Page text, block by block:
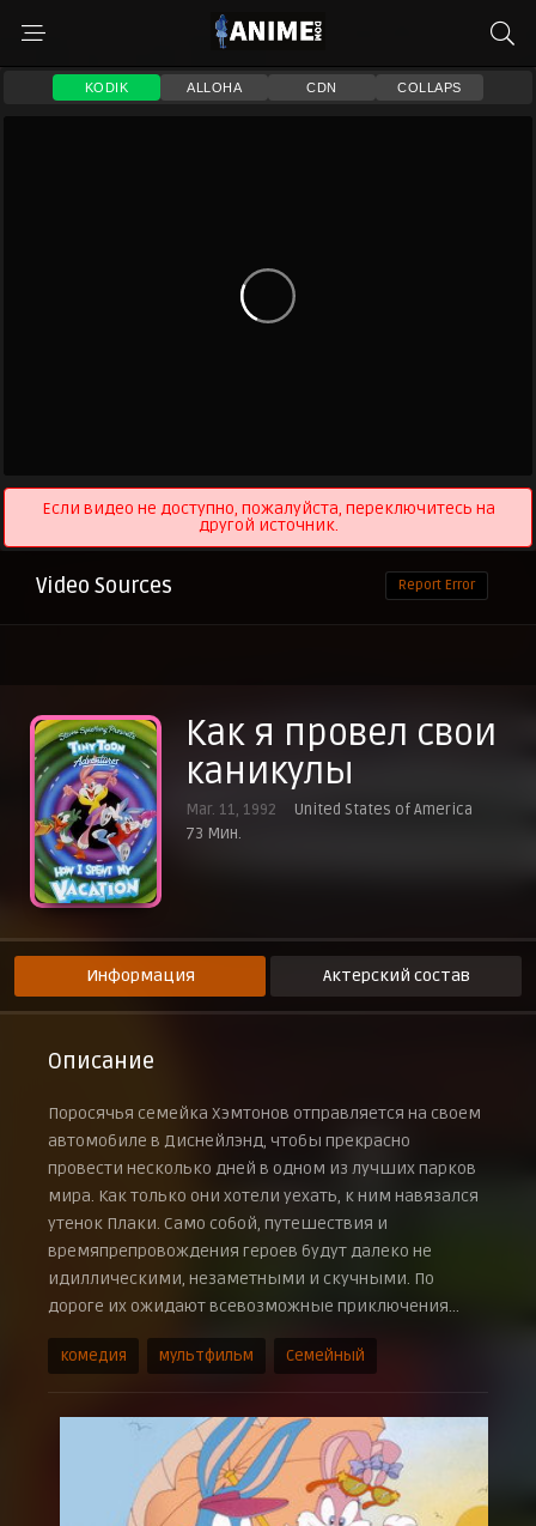
KODIK ALLOHA CDN COLLAPS
Если видео не доступно, пожалуйста, переключитесь на
другой источник.
Video Sources Report Error
Как я провел свои
каникулы
Mar. 11, 1992
United States of America
73 Мин.
Информация Актерский состав
Описание
Поросячья семейка Хэмтонов отправляется на своем
автомобиле в Диснейлэнд, чтобы прекрасно
провести несколько дней в одном из лучших парков
мира. Как только они хотели уехать, к ним навязался
утенок Плаки. Само собой, путешествия и
времяпрепровождения героев будут далеко не
идиллическими, незаметными и скучными. По
дороге их ожидают всевозможные приключения…
комедия мультфильм Семейный